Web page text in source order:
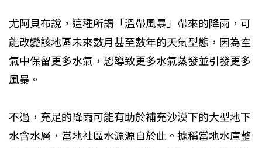
尤阿貝布說，這種所謂「溫帶風暴」帶來的降雨，可
能改變該地區未來數月甚至數年的天氣型態，因為空
氣中保留更多水氣，恐導致更多水氣蒸發並引發更多
風暴。
不過，充足的降雨可能有助於補充沙漠下的大型地下
水含水層，當地社區水源源自於此。據稱當地水庫整